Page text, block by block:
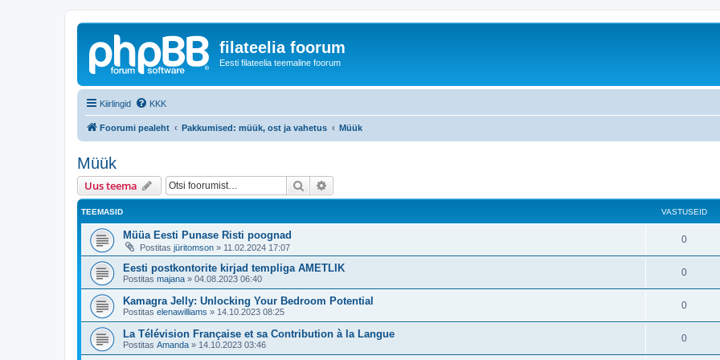
filateelia foorum
Eesti filateelia teemaline foorum
Kiirlingid KKK
Foorumi pealeht Pakkumised: müük, ost ja vahetus Müük
Müük
Uus teema Otsi
TEEMASID VASTUSEID
Müüa Eesti Punase Risti poognad
Postitas jüritomson » 11.02.2024 17:07
0
Eesti postkontorite kirjad templiga AMETLIK
Postitas majana » 04.08.2023 06:40
0
Kamagra Jelly: Unlocking Your Bedroom Potential
Postitas elenawilliams » 14.10.2023 08:25
0
La Télévision Française et sa Contribution à la Langue
Postitas Amanda » 14.10.2023 03:46
0